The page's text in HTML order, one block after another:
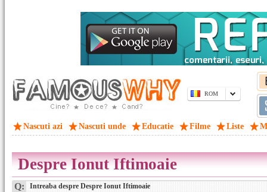
ROM
Nascuti azi Nascuti unde Educatie Filme Liste
Despre Ionut Iftimoaie
Q: Intreaba despre Despre Ionut Iftimoaie